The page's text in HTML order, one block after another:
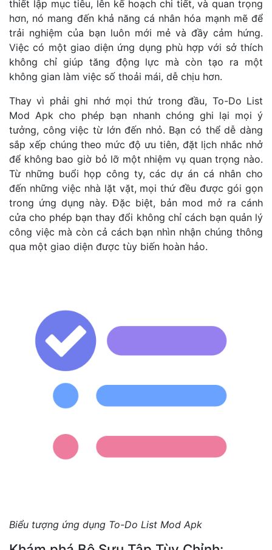
thiết lập mục tiêu, lên kế hoạch chi tiết, và quan trọng
hơn, nó mang đến khả năng cá nhân hóa mạnh mẽ để
trải nghiệm của bạn luôn mới mẻ và đầy cảm hứng.
Việc có một giao diện ứng dụng phù hợp với sở thích
không chỉ giúp tăng động lực mà còn tạo ra một
không gian làm việc số thoải mái, dễ chịu hơn.
Thay vì phải ghi nhớ mọi thứ trong đầu, To-Do List
Mod Apk cho phép bạn nhanh chóng ghi lại mọi ý
tưởng, công việc từ lớn đến nhỏ. Bạn có thể dễ dàng
sắp xếp chúng theo mức độ ưu tiên, đặt lịch nhắc nhở
để không bao giờ bỏ lỡ một nhiệm vụ quan trọng nào.
Từ những buổi họp công ty, các dự án cá nhân cho
đến những việc nhà lặt vặt, mọi thứ đều được gói gọn
trong ứng dụng này. Đặc biệt, bản mod mở ra cánh
cửa cho phép bạn thay đổi không chỉ cách bạn quản lý
công việc mà còn cả cách bạn nhìn nhận chúng thông
qua một giao diện được tùy biến hoàn hảo.
Biểu tượng ứng dụng To-Do List Mod Apk